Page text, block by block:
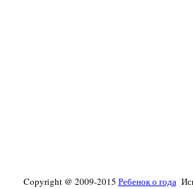
Copyright @ 2009-2015 Ребенок о года